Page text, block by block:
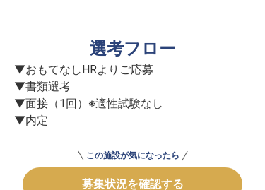
選考フロー
▼おもてなしHRよりご応募
▼書類選考
▼面接（1回）※適性試験なし
▼内定
この施設が気になったら
募集状況を確認する